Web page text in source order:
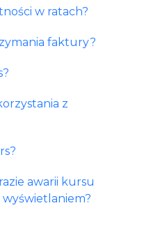
w ratach?
faktury?
z
awarii kursu